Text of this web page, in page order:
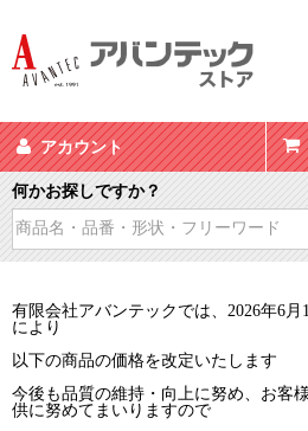
アカウント
何かお探しですか？
有限会社アバンテックでは、2026年6
により
以下の商品の価格を改定いたします
今後も品質の維持・向上に努め、お客
供に努めてまいりますので